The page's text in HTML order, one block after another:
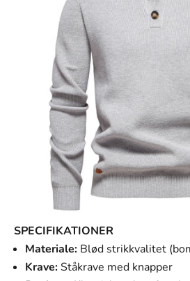
SPECIFIKATIONER
Materiale: Blød strikkvalitet
Krave:Ståkrave med knapper